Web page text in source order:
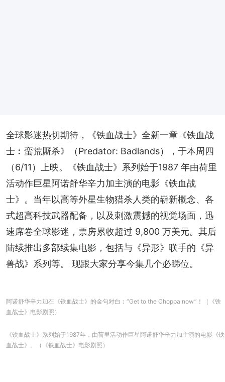
全球影迷热切期待，《铁血战士》全新一章《铁血战
士︰蛮荒厮杀》（Predator: Badlands），于本周四
（6/11）上映。《铁血战士》系列始于1987 年由荷里
活动作巨星阿诺舒华辛力加主演的电影《铁血战
士》。当年以高等外星生物猎杀人类的崭新概念、各
式超高科技武器配备，以及刺激震撼的视觉场面，迅
速席卷全球影迷，票房累收超过 9,800 万美元。其后
陆续推出多部续集电影，包括与《异形》联手的《异
兽战》系列等。 现跟大家分享今集几个必睇位。
阿诺舒华辛力加在《铁血战士》的金句对白︰“Get to the Choppa now”！（《铁
血战士》电影剧照）
《铁血战士》系列始于1987年，由荷里活动作巨星阿诺舒华辛力加主演的电影《铁
血战士》。（《铁血战士》电影剧照）